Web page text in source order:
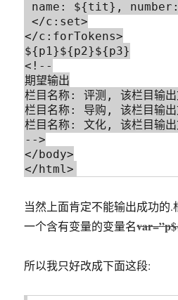
</c:set>
</c:forTokens>
${p1}${p2}${p3}
<!--
期望输出
栏目名称: 评测, 该栏目输出
栏目名称: 导购, 该栏目输出
栏目名称: 文化, 该栏目输出
-->
</body>
当然上面肯定不能输出成功的.
一个含有变量的变量名
所以我只好改成下面这段: